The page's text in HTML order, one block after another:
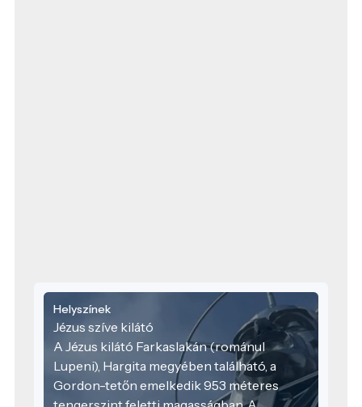
Helyszínek
Jézus szíve kilátó
A Jézus kilátó Farkaslakán (románul
Lupeni), Hargita megyében található, a
Gordon-tetőn emelkedik 953 méteres